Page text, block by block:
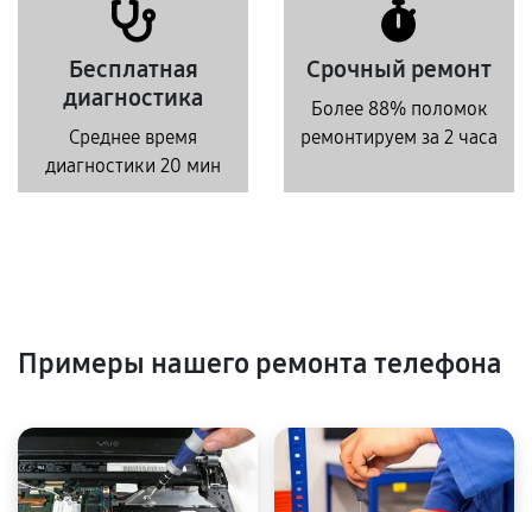
Бесплатная
диагностика
Среднее время
диагностики 20 мин
Срочный ремонт
Более 88% поломок
ремонтируем за 2 часа
Примеры нашего ремонта телефона